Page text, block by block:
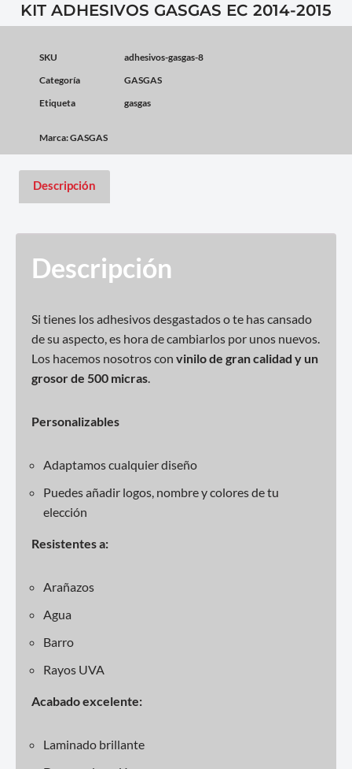
KIT ADHESIVOS GASGAS EC 2014-2015
SKU
adhesivos-gasgas-8
Categoría
GASGAS
Etiqueta
gasgas
Marca:GASGAS
Descripción
Descripción
Si tienes los adhesivos desgastados o te has cansado
de su aspecto, es hora de cambiarlos por unos nuevos.
Los hacemos nosotros con vinilo de gran calidad y un
grosor de 500 micras.
Personalizables
Adaptamos cualquier diseño
Puedes añadir logos, nombre y colores de tu
elección
Resistentes a:
Arañazos
Agua
Barro
Rayos UVA
Acabado excelente:
Laminado brillante